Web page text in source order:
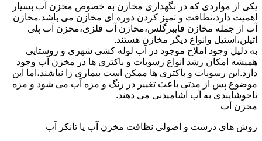
یکی از مواردی که در نگهداری مخازن به خصوص مخزن آب بسیار
اهمیت دارد،نظافت و تمیز کردن دوره ای مخازن می باشد.مخازن
آب از جمله مخازن فایبرگلس،مخازن آب فلزی،مخزن آب پلی
اتیلن،استیل وانواع دیگر مخازن هستند.
به دلیل وجود املاح موجود در آب لوله کشی شهری و روستایی
همیشه امکان رشد انواع رسوبات و باکتری ها در مخزن آب وجود
دارد.این رسوبات و باکتری ها ممکن است بیماری زا نباشند،اما این
موضوع پس از مدتی باعث تغییر در رنگ و مزه آب می شود و مزه
ناخوشایندی به آب آشامیدنی می دهند.
مخزن آب
روش های درست و اصولی نظافت مخزن آب یا تانکر آب